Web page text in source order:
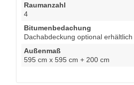
Raumanzahl
4
Bitumenbedachung
Dachabdeckung optional erhältlich
Außenmaß
595 cm x 595 cm + 200 cm